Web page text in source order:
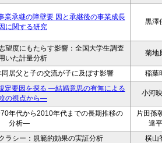
業承継の障壁要 因と承継後の事業成長
に関する研究
黒澤
望度にもたらす影響：全国大学生調査
いた計量分析
菊地
居父と子の交流が子に及ぼす影響
稲葉
定要因を探る ―結婚意思の有無による
の視点から―
小河
年代から2010年代までの長期推移の
分析―
片田孫
達
ラシー：規範的効果の実証分析
横山